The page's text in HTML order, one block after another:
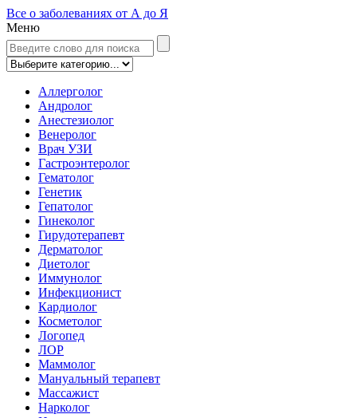
Все о заболеваниях от А до Я
Меню
Аллерголог
Андролог
Анестезиолог
Венеролог
Врач УЗИ
Гастроэнтеролог
Гематолог
Генетик
Гепатолог
Гинеколог
Гирудотерапевт
Дерматолог
Диетолог
Иммунолог
Инфекционист
Кардиолог
Косметолог
Логопед
ЛОР
Маммолог
Мануальный терапевт
Массажист
Нарколог